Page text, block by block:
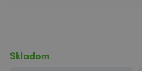
Skladom